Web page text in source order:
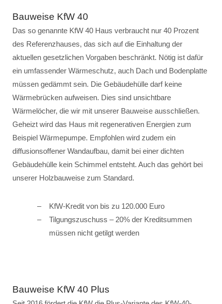
Bauweise KfW 40
Das so genannte KfW 40 Haus verbraucht nur 40 Prozent
des Referenzhauses, das sich auf die Einhaltung der
aktuellen gesetzlichen Vorgaben beschränkt. Nötig ist dafür
ein umfassender Wärmeschutz, auch Dach und Bodenplatte
müssen gedämmt sein. Die Gebäudehülle darf keine
Wärmebrücken aufweisen. Dies sind unsichtbare
Wärmelöcher, die wir mit unserer Bauweise ausschließen.
Geheizt wird das Haus mit regenerativen Energien zum
Beispiel Wärmepumpe. Empfohlen wird zudem ein
diffusionsoffener Wandaufbau, damit bei einer dichten
Gebäudehülle kein Schimmel entsteht. Auch das gehört bei
unserer Holzbauweise zum Standard.
KfW-Kredit von bis zu 120.000 Euro
Tilgungszuschuss – 20% der Kreditsummen
müssen nicht getilgt werden
Bauweise KfW 40 Plus